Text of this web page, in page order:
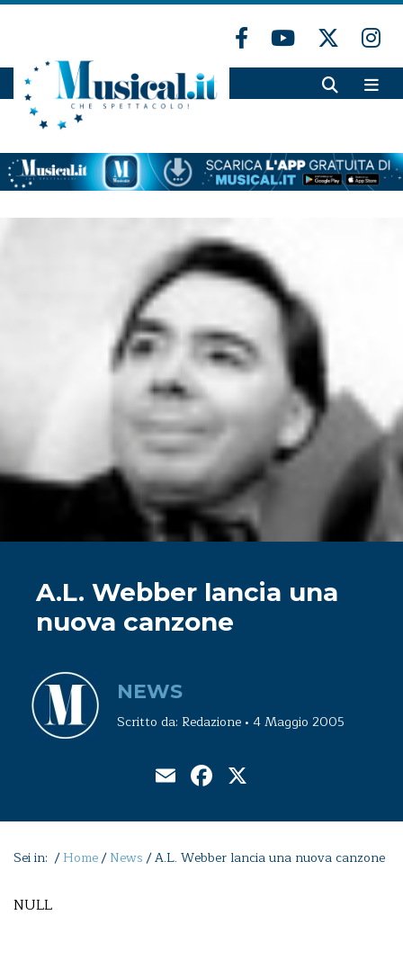
A.L. Webber lancia una
nuova canzone
NEWS
Scritto da: Redazione • 4 Maggio 2005
EmailFacebook
Sei in: /Home/News /A.L. Webber lancia una nuova canzone
NULL